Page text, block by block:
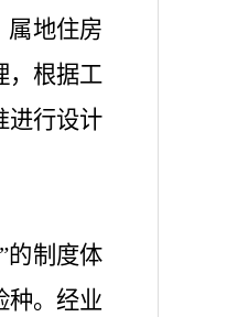
属地住房
，根据工
进行设计
的制度体
种。经业